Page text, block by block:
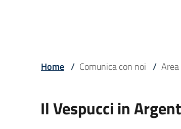
Home / Comunica con noi /
Il Vespucci in